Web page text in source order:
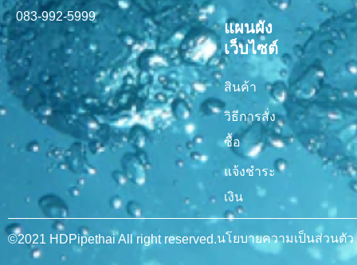
083-992-5999
แผนผัง
เว็บไซต์
สินค้า
วิธีการสั่ง
ซื้อ
แจ้งชำระ
เงิน
©2021 HDPipethai All right reserved.นโยบายความเป็นส่วนตัว